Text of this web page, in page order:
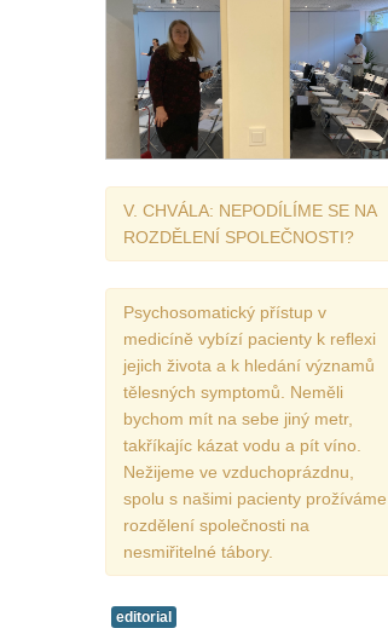
V. CHVÁLA: NEPODÍLÍME SE NA
ROZDĚLENÍ SPOLEČNOSTI?
Psychosomatický přístup v
medicíně vybízí pacienty k reflexi
jejich života a k hledání významů
tělesných symptomů. Neměli
bychom mít na sebe jiný metr,
takříkajíc kázat vodu a pít víno.
Nežijeme ve vzduchoprázdnu,
spolu s našimi pacienty prožíváme
rozdělení společnosti na
nesmiřitelné tábory.
editorial